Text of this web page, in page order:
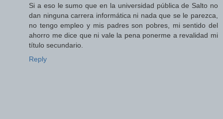
Si a eso le sumo que en la universidad pública de Salto no
dan ninguna carrera informática ni nada que se le parezca,
no tengo empleo y mis padres son pobres, mi sentido del
ahorro me dice que ni vale la pena ponerme a revalidad mi
título secundario.
Reply